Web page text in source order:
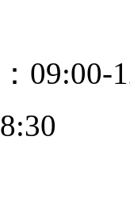
09:00-